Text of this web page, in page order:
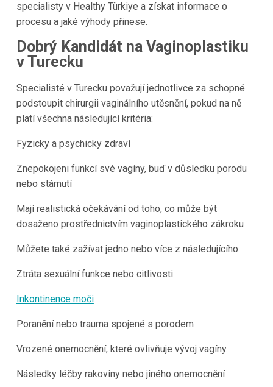
specialisty v Healthy Türkiye a získat informace o
procesu a jaké výhody přinese.
Dobrý Kandidát na Vaginoplastiku
v Turecku
Specialisté v Turecku považují jednotlivce za schopné
podstoupit chirurgii vaginálního utěsnění, pokud na ně
platí všechna následující kritéria:
Fyzicky a psychicky zdraví
Znepokojeni funkcí své vagíny, buď v důsledku porodu
nebo stárnutí
Mají realistická očekávání od toho, co může být
dosaženo prostřednictvím vaginoplastického zákroku
Můžete také zažívat jedno nebo více z následujícího:
Ztráta sexuální funkce nebo citlivosti
Inkontinence moči
Poranění nebo trauma spojené s porodem
Vrozené onemocnění, které ovlivňuje vývoj vagíny.
Následky léčby rakoviny nebo jiného onemocnění